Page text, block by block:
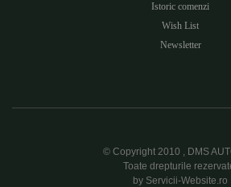
Istoric comenzi
Wish List
Newsletter
© Copyright 2010 , DMS
Toate drepturile
by Servicii-Website.ro